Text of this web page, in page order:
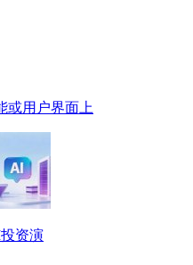
或用户界面上
投资演